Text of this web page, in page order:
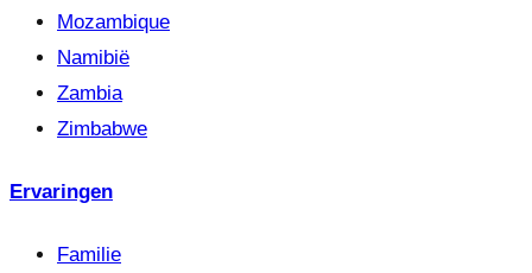
Mozambique
Namibië
Zambia
Zimbabwe
Ervaringen
Familie